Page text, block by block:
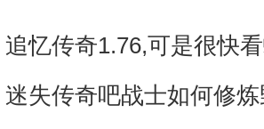
追忆传奇1.76,可是很快
迷失传奇吧战士如何修